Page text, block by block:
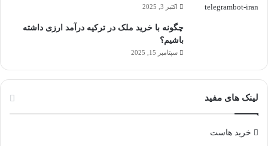
اکتبر 3, 2025
چگونه با خرید ملک در ترکیه درآمد ارزی داشته
باشیم؟
سپتامبر 15, 2025
لینک های مفید
خرید هاست